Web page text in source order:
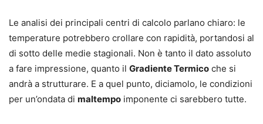
Le analisi dei principali centri di calcolo parlano chiaro: le
temperature potrebbero crollare con rapidità, portandosi al
di sotto delle medie stagionali. Non è tanto il dato assoluto
a fare impressione, quanto il Gradiente Termico che si
andrà a strutturare. E a quel punto, diciamolo, le condizioni
per un’ondata di maltempo imponente ci sarebbero tutte.